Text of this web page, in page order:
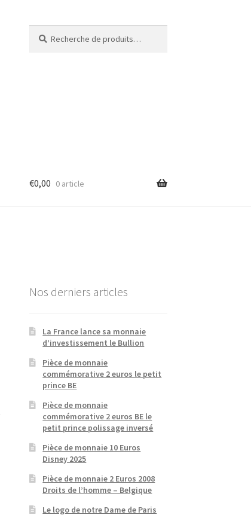
€0,00 0 article
Nos derniers articles
La France lance sa monnaie
d’investissement le Bullion
Pièce de monnaie
commémorative 2 euros le petit
prince BE
Pièce de monnaie
commémorative 2 euros BE le
petit prince polissage inversé
Pièce de monnaie 10 Euros
Disney 2025
Pièce de monnaie 2 Euros 2008
Droits de l’homme – Belgique
Le logo de notre Dame de Paris